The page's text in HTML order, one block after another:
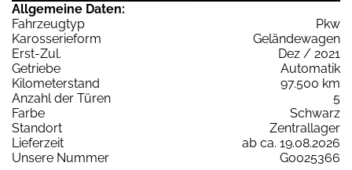
Allgemeine Daten:
Fahrzeugtyp
Pkw
Karosserieform
Geländewagen
Erst-Zul.
Dez / 2021
Getriebe
Automatik
Kilometerstand
97.500 km
Anzahl der Türen
5
Farbe
Schwarz
Standort
Zentrallager
Lieferzeit
ab ca. 19.08.2026
Unsere Nummer
G0025366